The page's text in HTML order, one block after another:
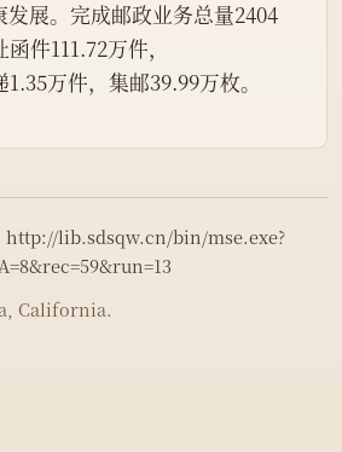
件111.72万件，
万件，集邮39.99万枚。
http://lib.sdsqw.cn/bin/mse.exe?
California.